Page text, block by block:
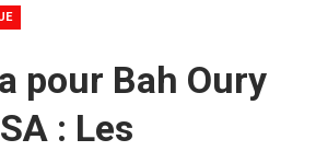
pour Bah Oury
: Les